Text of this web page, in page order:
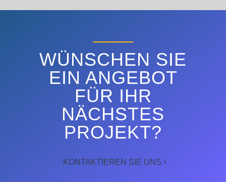
WÜNSCHEN SIE
EIN ANGEBOT
FÜR IHR
NÄCHSTES
PROJEKT?
KONTAKTIEREN SIE UNS